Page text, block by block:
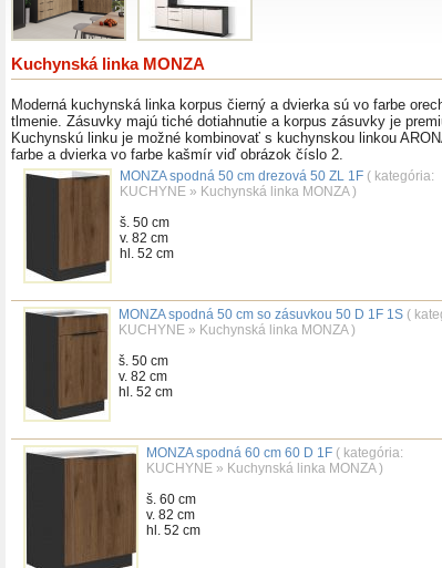
Kuchynská linka MONZA
Moderná kuchynská linka korpus čierný a dvierka sú vo farbe
tlmenie. Zásuvky majú tiché dotiahnutie a korpus zásuvky je
Kuchynskú linku je možné kombinovať s kuchynskou linkou
farbe a dvierka vo farbe kašmír viď obrázok číslo 2.
MONZA spodná 50 cm drezová 50 ZL 1F ( kategória:
KUCHYNE » Kuchynská linka MONZA)
š. 50 cm
v. 82 cm
hl. 52 cm
MONZA spodná 50 cm so zásuvkou 50 D 1F 1S (
KUCHYNE » Kuchynská linka MONZA)
š. 50 cm
v. 82 cm
hl. 52 cm
MONZA spodná 60 cm 60 D 1F ( kategória:
KUCHYNE » Kuchynská linka MONZA)
š. 60 cm
v. 82 cm
hl. 52 cm